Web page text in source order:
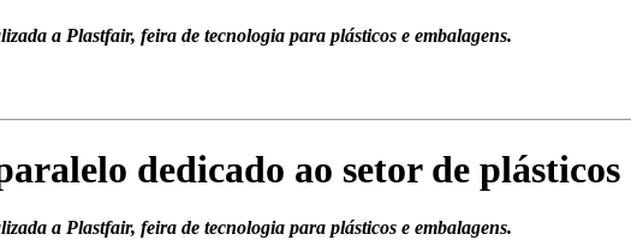
a Plastfair, feira de tecnologia para plásticos e embalagens.
dedicado ao setor de plásticos
a Plastfair, feira de tecnologia para plásticos e embalagens.